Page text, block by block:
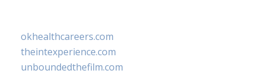
okhealthcareers.com
theintexperience.com
unboundedthefilm.com